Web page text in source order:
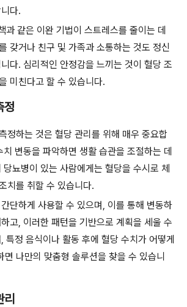
다.
과 같은 이완 기법이 스트레스를 줄이는 데
갖거나 친구 및 가족과 소통하는 것도 정신
다. 심리적인 안정감을 느끼는 것이 혈당 조
미친다고 할 수 있습니다.
정
정하는 것은 혈당 관리를 위해 매우 중요합
변동을 파악하면 생활 습관을 조절하는 데
뇨병이 있는 사람에게는 혈당을 수시로 체
치를 취할 수 있습니다.
단하게 사용할 수 있으며, 이를 통해 변동하
고, 이러한 패턴을 기반으로 계획을 세울 수
특정 음식이나 활동 후에 혈당 수치가 어떻게
면 나만의 맞춤형 솔루션을 찾을 수 있습니
리